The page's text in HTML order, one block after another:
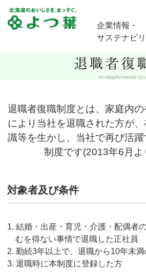
企業情報・
サステナビ
退職者復職制度とは、家庭内
により当社を退職された方が
識等を生かし、当社で再び活
制度です(2013年6月よ
対象者及び条件
結婚・出産・育児・介護・配偶者
むを得ない事情で退職した正社員
勤続3年以上で、退職から10年未満
退職時に本制度に登録した方